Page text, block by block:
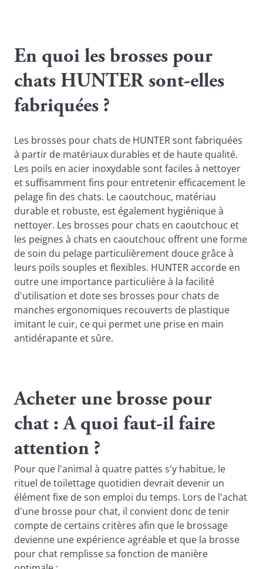
En quoi les brosses pour
chats HUNTER sont-elles
fabriquées ?
Les brosses pour chats de HUNTER sont fabriquées
à partir de matériaux durables et de haute qualité.
Les poils en acier inoxydable sont faciles à nettoyer
et suffisamment fins pour entretenir efficacement le
pelage fin des chats. Le caoutchouc, matériau
durable et robuste, est également hygiénique à
nettoyer. Les brosses pour chats en caoutchouc et
les peignes à chats en caoutchouc offrent une forme
de soin du pelage particulièrement douce grâce à
leurs poils souples et flexibles. HUNTER accorde en
outre une importance particulière à la facilité
d'utilisation et dote ses brosses pour chats de
manches ergonomiques recouverts de plastique
imitant le cuir, ce qui permet une prise en main
antidérapante et sûre.
Acheter une brosse pour
chat : A quoi faut-il faire
attention ?
Pour que l'animal à quatre pattes s'y habitue, le
rituel de toilettage quotidien devrait devenir un
élément fixe de son emploi du temps. Lors de l'achat
d'une brosse pour chat, il convient donc de tenir
compte de certains critères afin que le brossage
devienne une expérience agréable et que la brosse
pour chat remplisse sa fonction de manière